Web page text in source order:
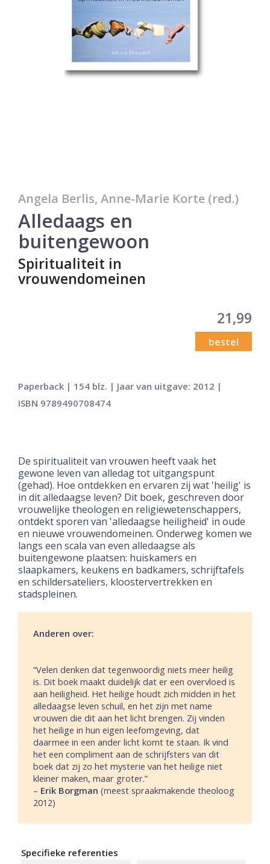
Angela Berlis, Anne-Marie Korte (red.)
Alledaags en
buitengewoon
Spiritualiteit in
vrouwendomeinen
21,99
bestel
Paperback | 154 blz. | Jaar van uitgave: 2012 |
ISBN 9789490708474
De spiritualiteit van vrouwen heeft vaak het
gewone leven van alledag tot uitgangspunt
(gehad). Hoe ontdekken en ervaren zij wat 'heilig' is
in dit alledaagse leven? Dit boek, geschreven door
vrouwelijke theologen en religiewetenschappers,
ontdekt sporen van 'alledaagse heiligheid' in oude
en nieuwe vrouwendomeinen. Onderweg komen we
langs een scala van even alledaagse als
buitengewone plaatsen: huiskamers en
slaapkamers, keukens en badkamers, schrijftafels
en schildersateliers, kloostervertrekken en
stadspleinen.
Anderen over:
“Velen denken dat tegenwoordig niets meer heilig
is. Dit boek maakt duidelijk dat er een overvloed is
aan heiligheid. Het heilige houdt zich midden in het
alledaagse leven schuil, en het zijn met name
vrouwen die dit aan het licht brengen. Zij vinden
het heilige in hun eigen leefomgeving, dat
daarmee in een ander licht komt te staan. Ik vind
het een compliment aan de schrijfsters van dit
boek dat zij zo het mysterie van het heilige niet
kleiner maken, maar groter.”
– Erik Borgman (meest spraakmakende theoloog
2012)
Specifieke referenties